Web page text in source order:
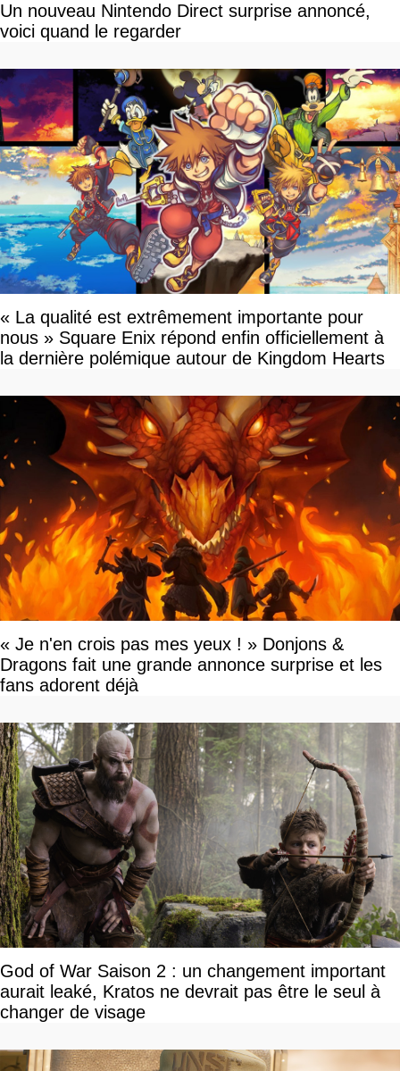
Un nouveau Nintendo Direct surprise annoncé,
voici quand le regarder
« La qualité est extrêmement importante pour
nous » Square Enix répond enfin officiellement à
la dernière polémique autour de Kingdom Hearts
« Je n'en crois pas mes yeux ! » Donjons &
Dragons fait une grande annonce surprise et les
fans adorent déjà
God of War Saison 2 : un changement important
aurait leaké, Kratos ne devrait pas être le seul à
changer de visage